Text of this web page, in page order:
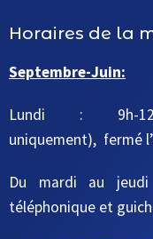
Horaires de la
Septembre-Juin:
Lundi : 9h-
uniquement), fermé
Du mardi au jeudi
téléphonique et